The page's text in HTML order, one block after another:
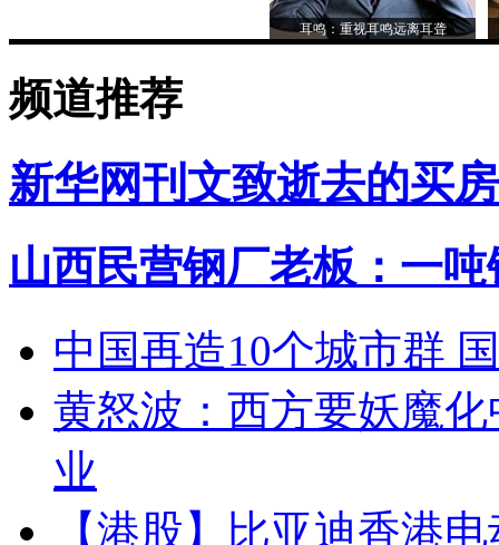
耳鸣：重视耳鸣远离耳聋
频道推荐
新华网刊文致逝去的买
山西民营钢厂老板：一
中国再造10个城市群
黄怒波：西方要妖魔
业
【港股】
比亚迪香港